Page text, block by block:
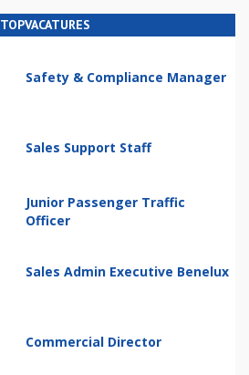
TOPVACATURES
Safety & Compliance Manager
Sales Support Staff
Junior Passenger Traffic
Officer
Sales Admin Executive Benelux
Commercial Director